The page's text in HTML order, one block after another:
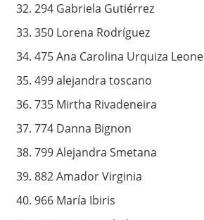
294 Gabriela Gutiérrez
350 Lorena Rodríguez
475 Ana Carolina Urquiza Leone
499 alejandra toscano
735 Mirtha Rivadeneira
774 Danna Bignon
799 Alejandra Smetana
882 Amador Virginia
966 María Ibiris